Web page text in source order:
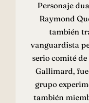
Personaje
Raymond
también
vanguardista
serio comité
Gallimard,
grupo
también